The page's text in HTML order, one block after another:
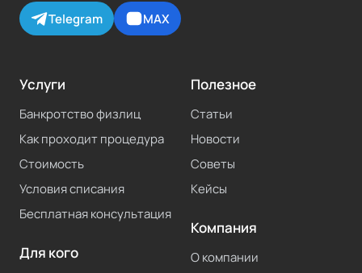
Telegram MAX
Услуги
Банкротство физлиц
Как проходит процедура
Стоимость
Условия списания
Бесплатная консультация
Для кого
Полезное
Статьи
Новости
Советы
Кейсы
Компания
О компании